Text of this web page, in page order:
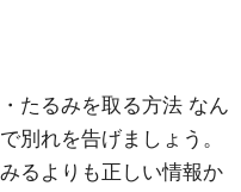
たるみを取る方法 なん
別れを告げましょう。
るよりも正しい情報か